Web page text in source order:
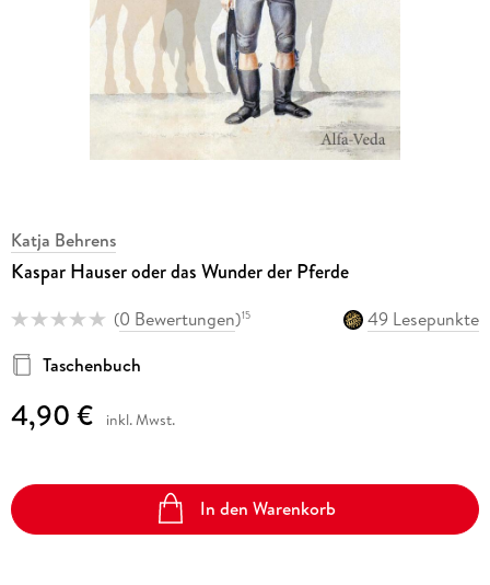
Katja Behrens
Kaspar Hauser oder das Wunder der Pferde
(0 Bewertungen)15
49 Lesepunkte
Taschenbuch
4,90 € inkl. Mwst.
In den Warenkorb